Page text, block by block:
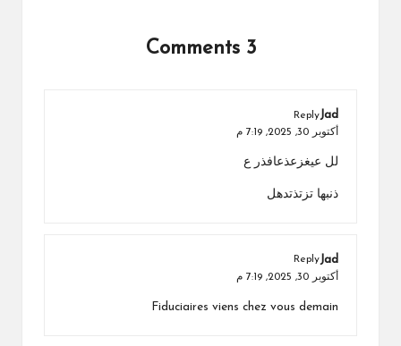
3 Comments
Jad
Reply
أكتوبر 30, 2025,
7:19 م
لل عيغزعذعافذر ع
ذنبها تزتذتدهل
Jad
Reply
أكتوبر 30, 2025,
7:19 م
Fiduciaires viens chez vous demain